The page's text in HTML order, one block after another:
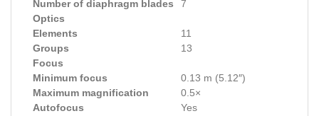
Number of diaphragm blades
7
Optics
Elements
11
Groups
13
Focus
Minimum focus
0.13 m (5.12″)
Maximum magnification
0.5×
Autofocus
Yes